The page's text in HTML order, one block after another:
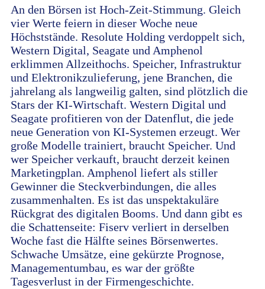
An den Börsen ist Hoch-Zeit-Stimmung. Gleich
vier Werte feiern in dieser Woche neue
Höchststände. Resolute Holding verdoppelt sich,
Western Digital, Seagate und Amphenol
erklimmen Allzeithochs. Speicher, Infrastruktur
und Elektronikzulieferung, jene Branchen, die
jahrelang als langweilig galten, sind plötzlich die
Stars der KI-Wirtschaft. Western Digital und
Seagate profitieren von der Datenflut, die jede
neue Generation von KI-Systemen erzeugt. Wer
große Modelle trainiert, braucht Speicher. Und
wer Speicher verkauft, braucht derzeit keinen
Marketingplan. Amphenol liefert als stiller
Gewinner die Steckverbindungen, die alles
zusammenhalten. Es ist das unspektakuläre
Rückgrat des digitalen Booms. Und dann gibt es
die Schattenseite: Fiserv verliert in derselben
Woche fast die Hälfte seines Börsenwertes.
Schwache Umsätze, eine gekürzte Prognose,
Managementumbau, es war der größte
Tagesverlust in der Firmengeschichte.